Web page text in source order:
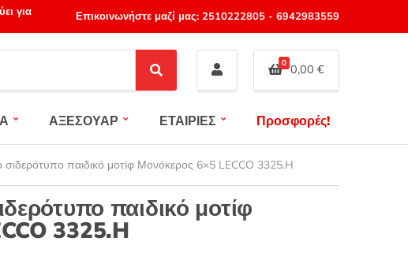
για Επικοινωνήστε μαζί μας: 2510222805- 6942983559
S
e
c
0 0,00 €
ΑΞΕΣΟΥΑΡ ΕΤΑΙΡΙΕΣ Προσφορές!
σιδερότυπο παιδικό μοτίφ Μονόκερος 6×5 LECCO 3325.H
παιδικό μοτίφ
3325.H